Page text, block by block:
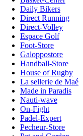
Daily Bikers
Direct Running
Direct-Volley
Espace Golf
Foot-Store
Galoppostore
Handball-Store
House of Rugby
La sellerie de Maé
Made in Paradis
Nauti-wave
On-Fight
Padel-Expert
Pecheur-Store